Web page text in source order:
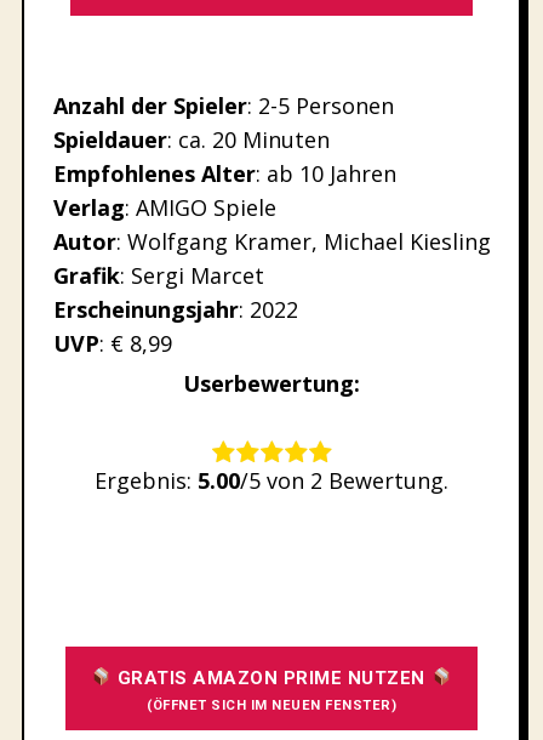
Anzahl der Spieler: 2-5 Personen
Spieldauer: ca. 20 Minuten
Empfohlenes Alter: ab 10 Jahren
Verlag: AMIGO Spiele
Autor: Wolfgang Kramer, Michael Kiesling
Grafik: Sergi Marcet
Erscheinungsjahr: 2022
UVP: € 8,99
Userbewertung:
Rate this item:
Ergebnis: 5.00/5 von 2 Bewertung.
GRATIS AMAZON PRIME NUTZEN
(ÖFFNET SICH IM NEUEN FENSTER)